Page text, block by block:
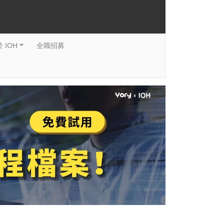
IOH 全職招募